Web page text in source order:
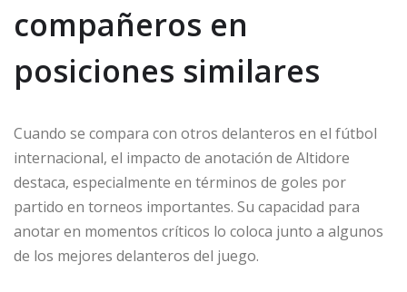
compañeros en
posiciones similares
Cuando se compara con otros delanteros en el fútbol
internacional, el impacto de anotación de Altidore
destaca, especialmente en términos de goles por
partido en torneos importantes. Su capacidad para
anotar en momentos críticos lo coloca junto a algunos
de los mejores delanteros del juego.